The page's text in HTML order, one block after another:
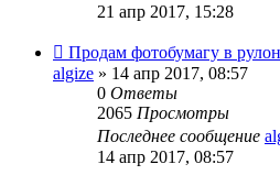
21 апр 2017, 15:28
Продам фотобумагу в
algize » 14 апр 2017, 08:57
0 Ответы
2065 Просмотры
Последнее сообщение
14 апр 2017, 08:57